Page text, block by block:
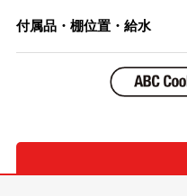
付属品・棚位置・給水